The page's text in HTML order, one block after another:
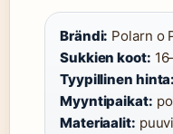
Brändi: Polarn o
Sukkien koot:
Tyypillinen hinta:
Myyntipaikat:
Materiaalit: